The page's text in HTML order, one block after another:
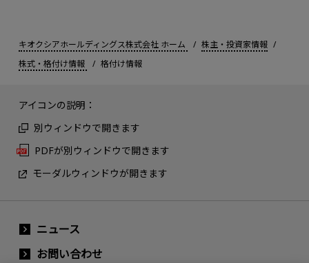
キオクシアホールディングス株式会社 ホーム
株主・投資家情報
株式・格付け情報
格付け情報
アイコンの説明：
別ウィンドウで開きます
PDFが別ウィンドウで開きます
モーダルウィンドウが開きます
ニュース
お問い合わせ